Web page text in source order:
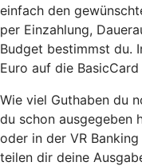
einfach den
per Einzahlung,
Budget bestimmst du.
Euro auf die BasicCard
Wie viel Guthaben du
du schon ausgegeben
oder in der VR
teilen dir deine